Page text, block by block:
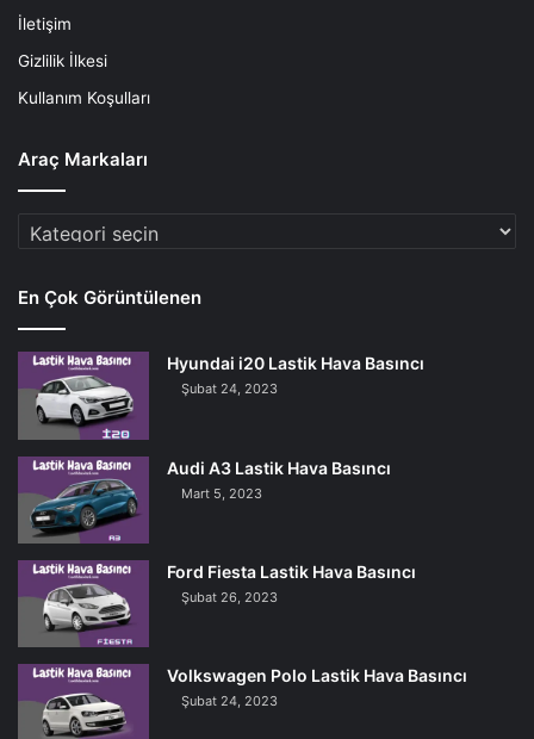
İletişim
Gizlilik İlkesi
Kullanım Koşulları
Araç Markaları
Araç
En Çok Görüntülenen
Hyundai i20 Lastik Hava Basıncı
Şubat 24, 2023
Audi A3 Lastik Hava Basıncı
Mart 5, 2023
Ford Fiesta Lastik Hava Basıncı
Şubat 26, 2023
Volkswagen Polo Lastik Hava Basıncı
Şubat 24, 2023